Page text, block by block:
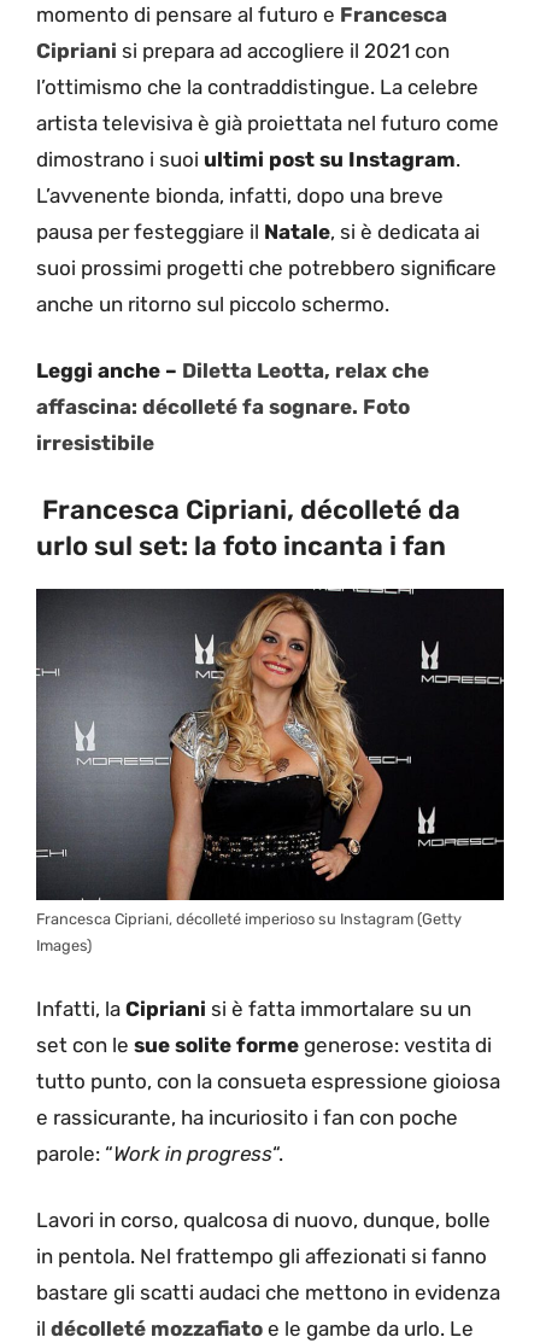
momento di pensare al futuro e Francesca
Cipriani si prepara ad accogliere il 2021 con
l’ottimismo che la contraddistingue. La celebre
artista televisiva è già proiettata nel futuro come
dimostrano i suoi ultimi post su Instagram.
L’avvenente bionda, infatti, dopo una breve
pausa per festeggiare il Natale, si è dedicata ai
suoi prossimi progetti che potrebbero significare
anche un ritorno sul piccolo schermo.
Leggi anche – Diletta Leotta, relax che
affascina: décolleté fa sognare. Foto
irresistibile
Francesca Cipriani, décolleté da
urlo sul set: la foto incanta i fan
Francesca Cipriani, décolleté imperioso su Instagram (Getty
Images)
Infatti, la Cipriani si è fatta immortalare su un
set con le sue solite forme generose: vestita di
tutto punto, con la consueta espressione gioiosa
e rassicurante, ha incuriosito i fan con poche
parole: “Work in progress“.
Lavori in corso, qualcosa di nuovo, dunque, bolle
in pentola. Nel frattempo gli affezionati si fanno
bastare gli scatti audaci che mettono in evidenza
il décolleté mozzafiato e le gambe da urlo. Le